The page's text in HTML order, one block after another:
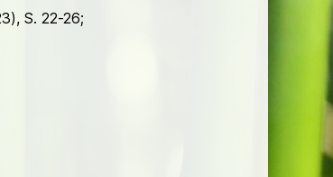
S. 22-26;